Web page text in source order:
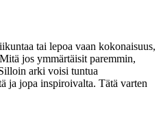
tai lepoa vaan kokonaisuus,
jos ymmärtäisit paremmin,
arki voisi tuntua
ja jopa inspiroivalta. Tätä varten